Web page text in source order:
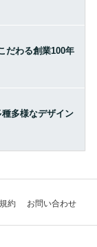
だわる創業100年
多様なデザイン
約 お問い合わせ